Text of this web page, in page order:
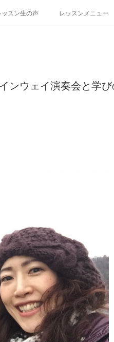
スン生の声 レッスンメニュー
ンウェイ演奏会と学び